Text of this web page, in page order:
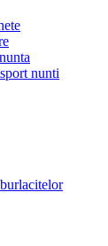
nunti